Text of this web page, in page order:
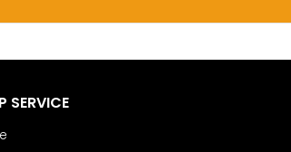
SERVICE